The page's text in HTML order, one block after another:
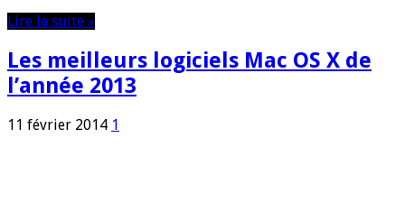
Lire la suite »
Les meilleurs logiciels Mac OS X de
l’année 2013
11 février 2014 1